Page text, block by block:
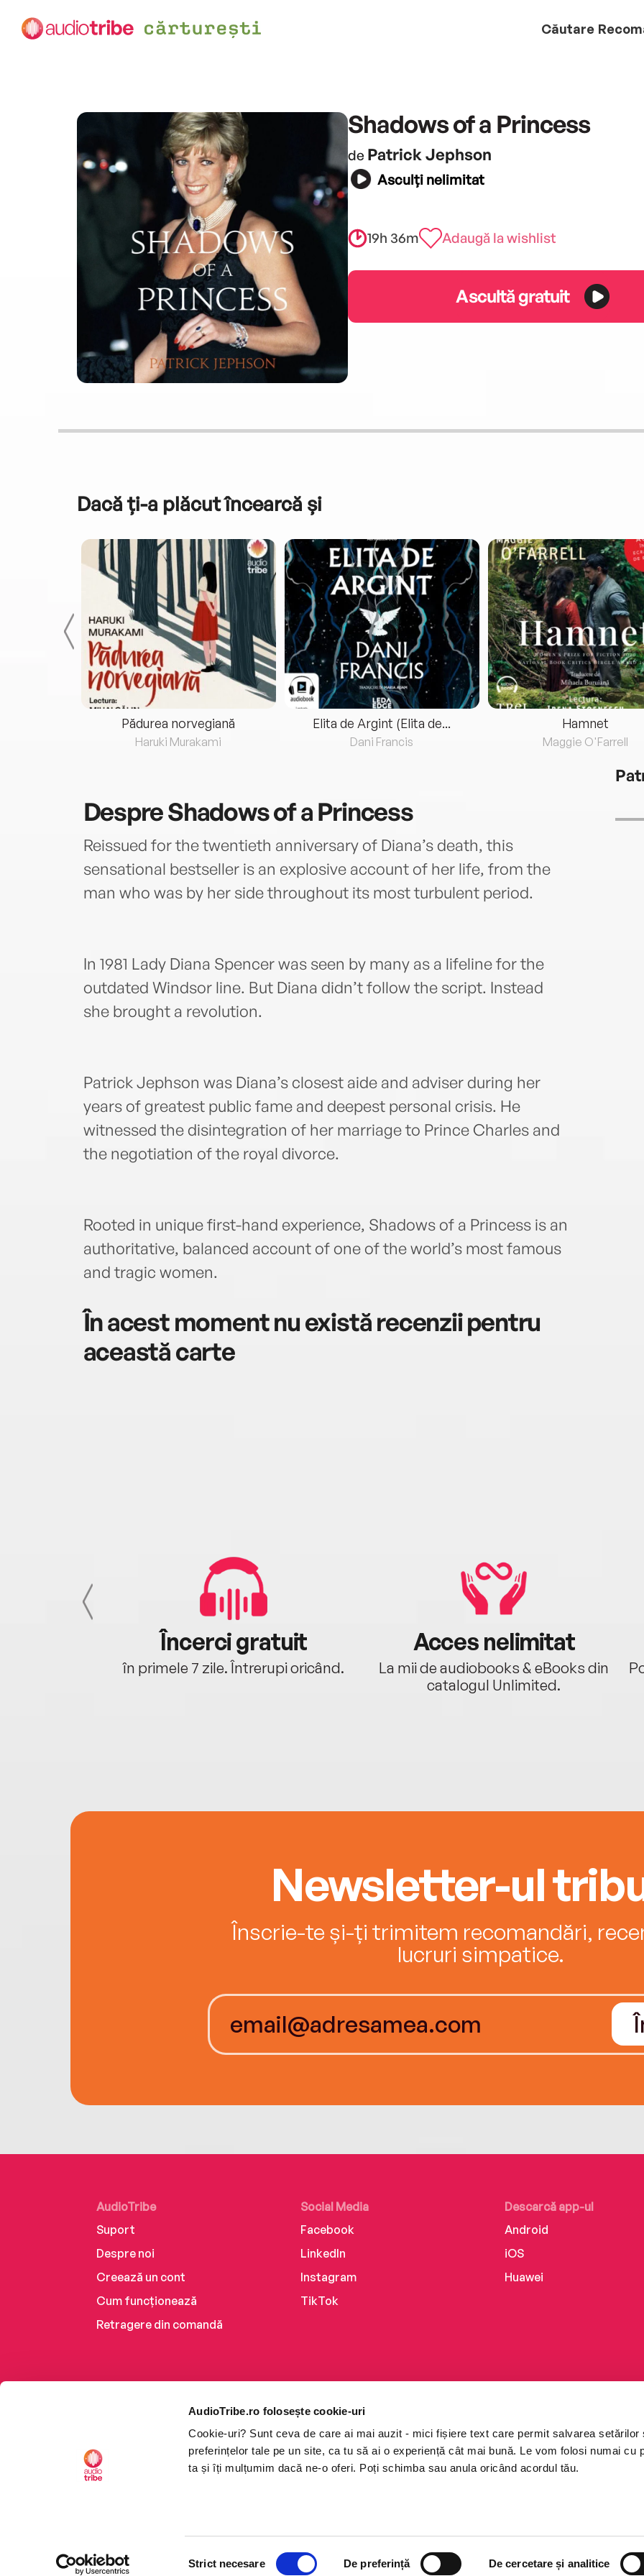
AudioTribe.ro folosește cookie-uri
Cookie-uri? Sunt ceva de care ai mai auzit - mici fișiere text care permit salvarea setărilor
preferințelor tale pe un site, ca tu să ai o experiență cât mai bună. Le vom folosi numai cu
ta și îți mulțumim dacă ne-o oferi. Poți schimba sau anula oricând acordul tău.
Strict necesare De preferință De cercetare și analitice
Căutare
Shadows of a Princess
de Patrick Jephson
Asculți nelimitat
19h 36m Adaugă la wishlist
Ascultă gratuit
Dacă ți-a plăcut încearcă și
Pădurea norvegiană
Haruki Murakami
Elita de Argint (Elita de...
Dani Francis
Hamnet
Maggie O'Farrell
DespreShadows of a Princess
Reissued for the twentieth anniversary of Diana’s death, this
sensational bestseller is an explosive account of her life, from the
man who was by her side throughout its most turbulent period.
In 1981 Lady Diana Spencer was seen by many as a lifeline for the
outdated Windsor line. But Diana didn’t follow the script. Instead
she brought a revolution.
Patrick Jephson was Diana’s closest aide and adviser during her
years of greatest public fame and deepest personal crisis. He
witnessed the disintegration of her marriage to Prince Charles and
the negotiation of the royal divorce.
Rooted in unique first-hand experience, Shadows of a Princess is an
authoritative, balanced account of one of the world’s most famous
and tragic women.
În acest moment nu există recenzii pentru
această carte
Încerci gratuit
în primele 7 zile. Întrerupi oricând.
Acces nelimitat
La mii de audiobooks & eBooks din
catalogul Unlimited.
Newsletter-ul
Înscrie-te și-ți trimitem recomandări,
lucruri simpatice.
AudioTribe
Suport
Despre noi
Creează un cont
Cum funcționează
Retragere din comandă
Social Media
Facebook
LinkedIn
Instagram
TikTok
Descarcă app-ul
Android
iOS
Huawei
©2026 Nemo EPG SRL. Toate drepturile rezervate.